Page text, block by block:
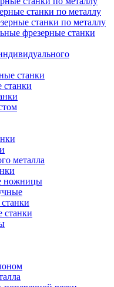
станки по металлу
станки по металлу
фрезерные станки
станки
станки
металла
ножницы
станки